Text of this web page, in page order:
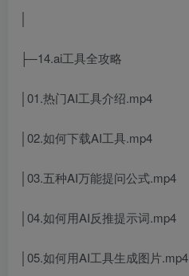
├─14.ai工具全攻略
│01.热门AI工具介绍.mp4
│02.如何下载AI工具.mp4
│03.五种AI万能提问公式.mp4
│04.如何用AI反推提示词.mp4
│05.如何用AI工具生成图片.mp4